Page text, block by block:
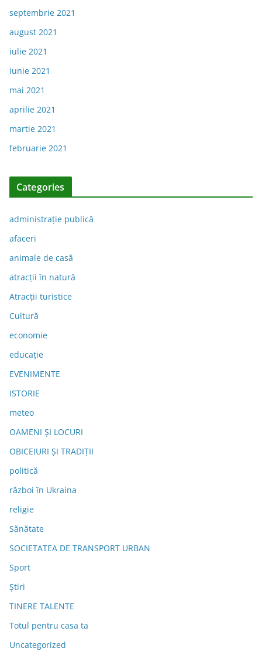
septembrie 2021
august 2021
iulie 2021
iunie 2021
mai 2021
aprilie 2021
martie 2021
februarie 2021
Categories
administraţie publică
afaceri
animale de casă
atracții în natură
Atracții turistice
Cultură
economie
educație
EVENIMENTE
ISTORIE
meteo
OAMENI ȘI LOCURI
OBICEIURI ȘI TRADIȚII
politică
război în Ukraina
religie
Sănătate
SOCIETATEA DE TRANSPORT URBAN
Sport
Știri
TINERE TALENTE
Totul pentru casa ta
Uncategorized